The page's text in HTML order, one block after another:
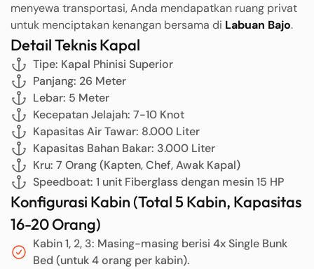
menyewa transportasi, Anda mendapatkan ruang privat
untuk menciptakan kenangan bersama di Labuan Bajo.
Detail Teknis Kapal
Tipe: Kapal Phinisi Superior
Panjang: 26 Meter
Lebar: 5 Meter
Kecepatan Jelajah: 7-10 Knot
Kapasitas Air Tawar: 8.000 Liter
Kapasitas Bahan Bakar: 3.000 Liter
Kru: 7 Orang (Kapten, Chef, Awak Kapal)
Speedboat: 1 unit Fiberglass dengan mesin 15 HP
Konfigurasi Kabin (Total 5 Kabin, Kapasitas
16-20 Orang)
Kabin 1, 2, 3: Masing-masing berisi 4x Single Bunk
Bed (untuk 4 orang per kabin).